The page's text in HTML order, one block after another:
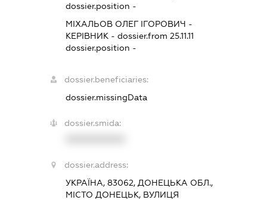
dossier.position -
МІХАЛЬОВ ОЛЕГ ІГОРОВИЧ -
КЕРІВНИК - dossier.from 25.11.11
dossier.position -
dossier.beneficiaries:
dossier.missingData
dossier.smida:
dossier.address:
УКРАЇНА, 83062, ДОНЕЦЬКА ОБЛ.,
МІСТО ДОНЕЦЬК, ВУЛИЦЯ